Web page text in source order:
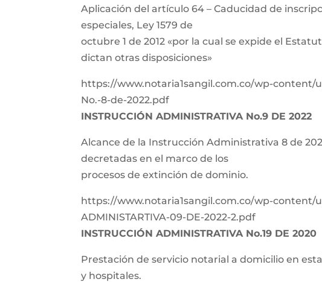
Aplicación del artículo 64 – Caducidad de
especiales, Ley 1579 de
octubre 1 de 2012 «por la cual se expide el
dictan otras disposiciones»
https://www.notaria1sangil.com.co/wp-content/
No.-8-de-2022.pdf
INSTRUCCIÓN ADMINISTRATIVA No.9 DE 2022
Alcance de la Instrucción Administrativa 8 de
decretadas en el marco de los
procesos de extinción de dominio.
https://www.notaria1sangil.com.co/wp-content/
ADMINISTARTIVA-09-DE-2022-2.pdf
INSTRUCCIÓN ADMINISTRATIVA No.19 DE 2020
Prestación de servicio notarial a domicilio en
y hospitales.